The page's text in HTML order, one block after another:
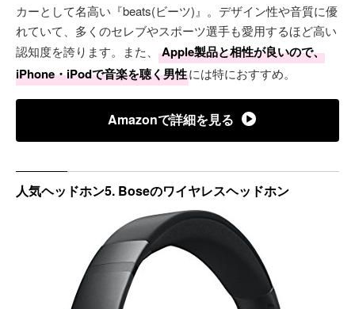
カーとして名高い『beats(ビーツ)』。デザイン性や音質に優
れていて、多くのセレブやスポーツ選手も愛用するほど高い
認知度を誇ります。また、
Apple製品と相性が良いので、
iPhone・iPodで音楽を聴く男性には特におすすめ。
Amazonで詳細を見る
人気ヘッドホン5. Boseのワイヤレスヘッドホン